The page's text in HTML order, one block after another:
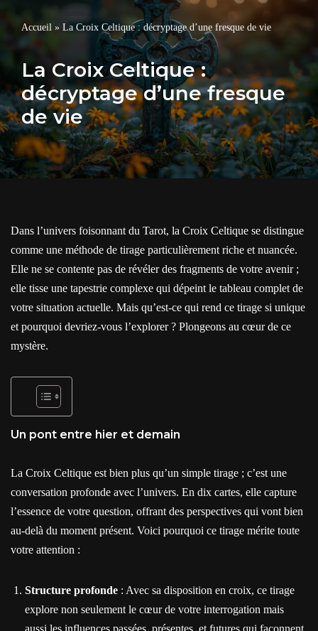
Accueil » La Croix Celtique : décryptage d’une fresque de vie
La Croix Celtique :
décryptage d’une fresque
de vie
Dans l’univers foisonnant du Tarot, la Croix Celtique se distingue
comme une méthode de tirage particulièrement riche et nuancée.
Elle ne se contente pas de révéler des fragments de votre avenir ;
elle tisse une tapestrie complexe qui dépeint le tableau complet de
votre situation actuelle. Mais qu’est-ce qui rend ce tirage si unique
et pourquoi devriez-vous l’explorer ? Plongeons au cœur de ce
mystère.
Un pont entre hier et demain
La Croix Celtique est bien plus qu’un simple tirage ; c’est une
conversation profonde avec l’univers. En dix cartes, elle capture
l’essence de votre question, offrant des perspectives qui vont bien
au-delà du moment présent. Voici pourquoi ce tirage mérite toute
votre attention :
Structure profonde : Avec sa disposition en croix, ce tirage
explore non seulement le cœur de votre interrogation mais
aussi les influences passées, présentes, et futures qui façonnent